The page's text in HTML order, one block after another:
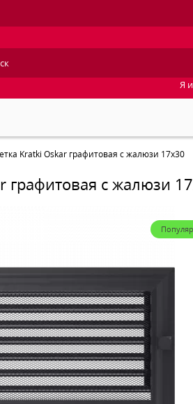
Я
Kratki Oskar графитовая с жалюзи 17x30
графитовая с жалюзи